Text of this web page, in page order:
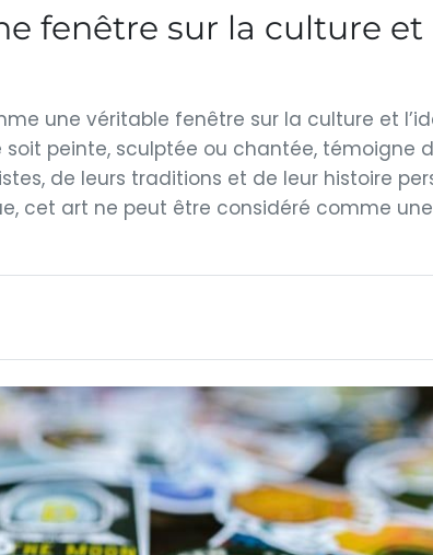
fenêtre sur la culture et
une véritable fenêtre sur la culture et
peinte, sculptée ou chantée, témoigne
de leurs traditions et de leur histoire
cet art ne peut être considéré comme